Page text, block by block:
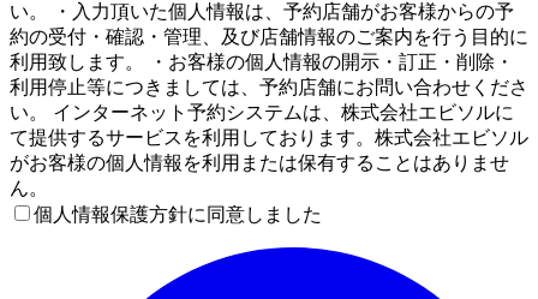
い。 ・入力頂いた個人情報は、予約店舗がお客様からの予
約の受付・確認・管理、及び店舗情報のご案内を行う目的に
利用致します。 ・お客様の個人情報の開示・訂正・削除・
利用停止等につきましては、予約店舗にお問い合わせくださ
い。 インターネット予約システムは、株式会社エビソルに
て提供するサービスを利用しております。株式会社エビソル
がお客様の個人情報を利用または保有することはありませ
ん。
個人情報保護方針に同意しました